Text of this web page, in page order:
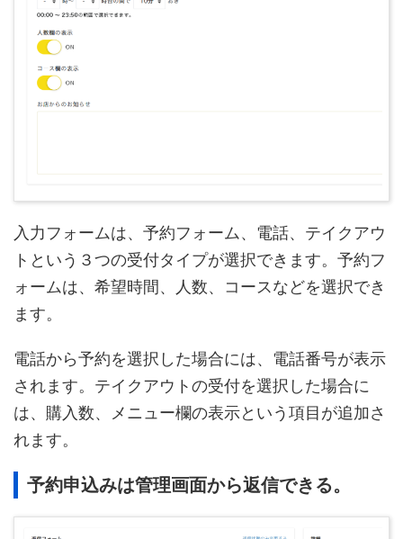
入力フォームは、予約フォーム、電話、テイクアウ
トという３つの受付タイプが選択できます。予約フ
ォームは、希望時間、人数、コースなどを選択でき
ます。
電話から予約を選択した場合には、電話番号が表示
されます。テイクアウトの受付を選択した場合に
は、購入数、メニュー欄の表示という項目が追加さ
れます。
予約申込みは管理画面から返信できる。